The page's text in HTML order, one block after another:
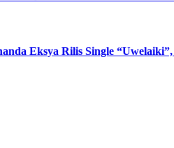
Eksya Rilis Single